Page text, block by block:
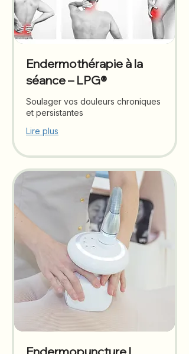
Endermothérapie à la
séance – LPG®
Soulager vos douleurs chroniques
et persistantes
Lire plus